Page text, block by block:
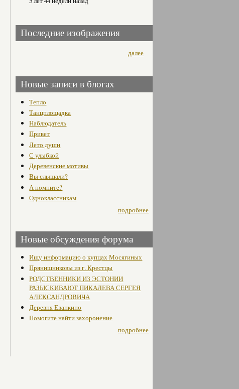
Последние изображения
далее
Новые записи в блогах
Тепло
Танцплощадка
Наблюдатель
Привет
Лето души
С улыбкой
Деревенские мотивы
Вы слышали?
А помните?
Одноклассникам
подробнее
Новые обсуждения форума
Ищу информацию о купцах Мосягиных
Прянишниковы из г. Крестцы
РОДСТВЕННИКИ ИЗ ЭСТОНИИ
РАЗЫСКИВАЮТ ПИКАЛЕВА СЕРГЕЯ
АЛЕКСАНДРОВИЧА
Деревня Еванкино
Помогите найти захоронение
подробнее